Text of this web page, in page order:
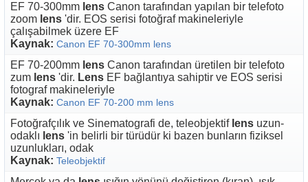
EF 70-300mm lens Canon tarafından yapılan bir telefoto
zoom lens 'dir. EOS serisi fotoğraf makineleriyle
çalışabilmek üzere EF
Kaynak: Canon EF 70-300mm lens
EF 70-200mm lens Canon tarafından üretilen bir telefoto
zum lens 'dir. Lens EF bağlantıya sahiptir ve EOS serisi
fotograf makineleriyle
Kaynak: Canon EF 70-200 mm lens
Fotoğrafçılık ve Sinematografi de, teleobjektif lens uzun-
odaklı lens 'in belirli bir türüdür ki bazen bunların fiziksel
uzunlukları, odak
Kaynak: Teleobjektif